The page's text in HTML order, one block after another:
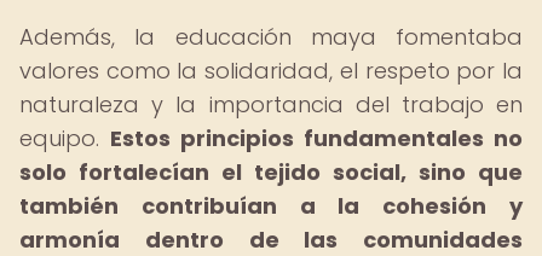
Además, la educación maya fomentaba
valores como la solidaridad, el respeto por la
naturaleza y la importancia del trabajo en
equipo. Estos principios fundamentales no
solo fortalecían el tejido social, sino que
también contribuían a la cohesión y
armonía dentro de las comunidades